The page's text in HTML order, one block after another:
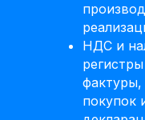
НДС и
фактуры,
покупок